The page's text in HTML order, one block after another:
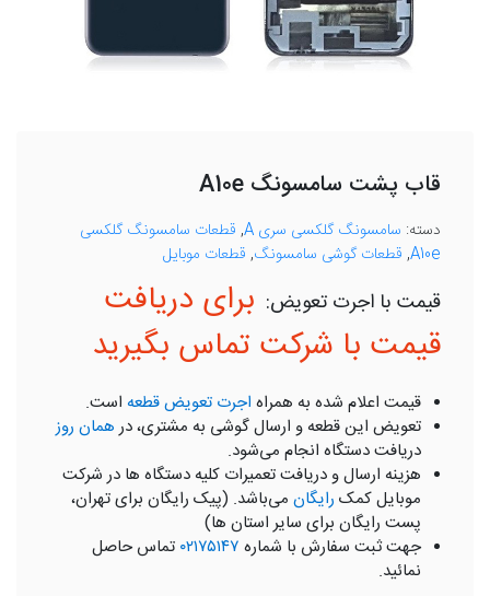
قاب پشت سامسونگ A10e
دسته: سامسونگ گلکسی سری A , قطعات سامسونگ گلکسی
A10e
, قطعات گوشی سامسونگ, قطعات موبایل
برای دریافت
قیمت با شرکت تماس بگیرید
قیمت اعلام شده به همراه اجرت تعویض قطعه است.
تعویض این قطعه و ارسال گوشی به مشتری، درهمان روز
دریافت دستگاه انجام می‌شود.
هزینه ارسال و دریافت تعمیرات کلیه دستگاه ها در شرکت
موبایل کمک رایگان می‌باشد. (پیک رایگان برای تهران،
پست رایگان برای سایر استان ها)
جهت ثبت سفارش با شماره ۰۲۱۷۵۱۴۷ تماس حاصل
نمائید.